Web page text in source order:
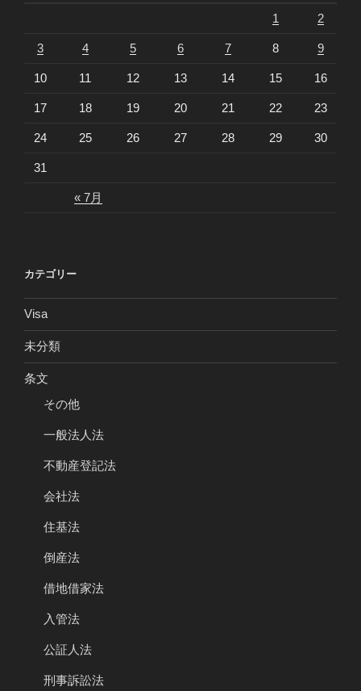
« 7月
1 2
3 4 5 6 7 8 9
10 11 12 13 14 15 16
17 18 19 20 21 22 23
24 25 26 27 28 29 30
31
カテゴリー
Visa
未分類
条文
その他
一般法人法
不動産登記法
会社法
住基法
倒産法
借地借家法
入管法
公証人法
刑事訴訟法